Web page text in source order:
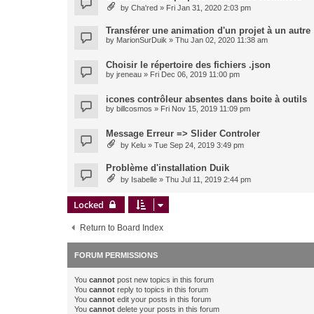
by Cha'red » Fri Jan 31, 2020 2:03 pm
Transférer une animation d'un projet à un autre
by MarionSurDuik » Thu Jan 02, 2020 11:38 am
Choisir le répertoire des fichiers .json
by jreneau » Fri Dec 06, 2019 11:00 pm
icones contrôleur absentes dans boite à outils
by billcosmos » Fri Nov 15, 2019 11:09 pm
Message Erreur => Slider Controler
by Kelu » Tue Sep 24, 2019 3:49 pm
Problème d'installation Duik
by Isabelle » Thu Jul 11, 2019 2:44 pm
Locked
Return to Board Index
FORUM PERMISSIONS
You cannot post new topics in this forum
You cannot reply to topics in this forum
You cannot edit your posts in this forum
You cannot delete your posts in this forum